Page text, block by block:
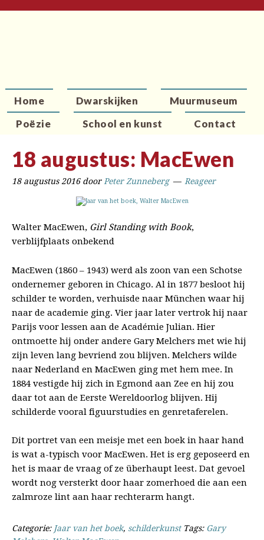
Home Dwarskijken
Muurmuseum
Poëzie
School en kunst Contact
18 augustus: MacEwen
18 augustus 2016door Peter Zunneberg Reageer
Walter MacEwen, Girl Standing with Book,
verblijfplaats onbekend
MacEwen (1860 – 1943) werd als zoon van een Schotse
ondernemer geboren in Chicago. Al in 1877 besloot hij
schilder te worden, verhuisde naar München waar hij
naar de academie ging. Vier jaar later vertrok hij naar
Parijs voor lessen aan de Académie Julian. Hier
ontmoette hij onder andere Gary Melchers met wie hij
zijn leven lang bevriend zou blijven. Melchers wilde
naar Nederland en MacEwen ging met hem mee. In
1884 vestigde hij zich in Egmond aan Zee en hij zou
daar tot aan de Eerste Wereldoorlog blijven. Hij
schilderde vooral figuurstudies en genretaferelen.
Dit portret van een meisje met een boek in haar hand
is wat a-typisch voor MacEwen. Het is erg geposeerd en
het is maar de vraag of ze überhaupt leest. Dat gevoel
wordt nog versterkt door haar zomerhoed die aan een
zalmroze lint aan haar rechterarm hangt.
Categorie: Jaar van het boek, schilderkunst Tags: Gary